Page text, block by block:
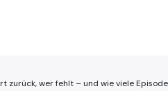
zurück, wer fehlt – und wie viele